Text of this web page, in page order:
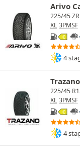
Arivo
225/45
XL 3PMSF
C
4
225/45
XL 3PMSF
C
4